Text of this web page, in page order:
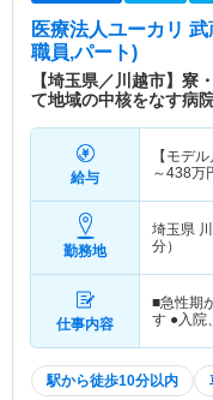
医療法人ユーカリ
職員,パート)
【埼玉県／川越市】
て地域の中核をなす病
給与
【モデル
～438万
勤務地
埼玉県
分）
仕事内容
■急性期
す ●入院
駅から徒歩10分以内